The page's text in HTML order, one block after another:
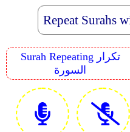
Surah Repeating تكرار
السورة